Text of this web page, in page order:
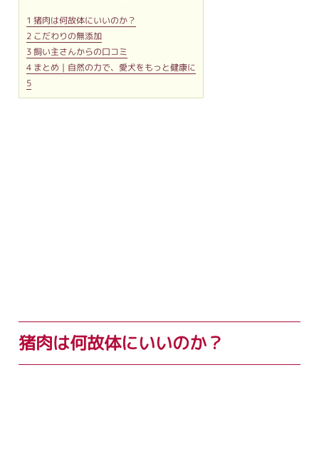
1 猪肉は何故体にいいのか？
2 こだわりの無添加
3飼い主さんからの口コミ
4 まとめ｜自然の力で、愛犬をもっと健康に
5
猪肉は何故体にいいのか？